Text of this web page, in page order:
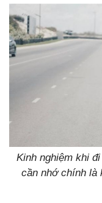
Kinh nghiệm khi
cần nhớ chính là